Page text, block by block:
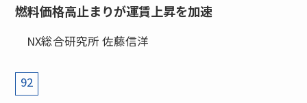
燃料価格高止まりが運賃上昇を加速
NX総合研究所 佐藤信洋
92